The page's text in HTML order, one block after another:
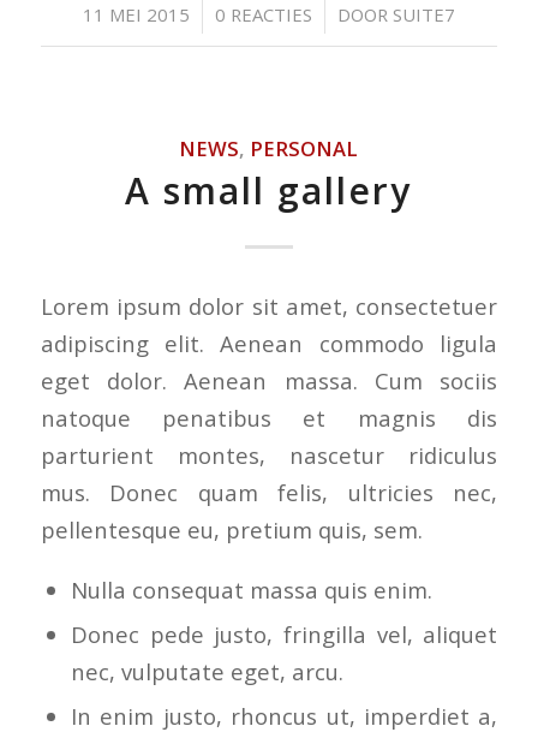
11 MEI 2015
/ 0 REACTIES
/ DOOR SUITE7
NEWS, PERSONAL
A small gallery
Lorem ipsum dolor sit amet, consectetuer
adipiscing elit. Aenean commodo ligula
eget dolor. Aenean massa. Cum sociis
natoque penatibus et magnis dis
parturient montes, nascetur ridiculus
mus. Donec quam felis, ultricies nec,
pellentesque eu, pretium quis, sem.
Nulla consequat massa quis enim.
Donec pede justo, fringilla vel, aliquet
nec, vulputate eget, arcu.
In enim justo, rhoncus ut, imperdiet a,